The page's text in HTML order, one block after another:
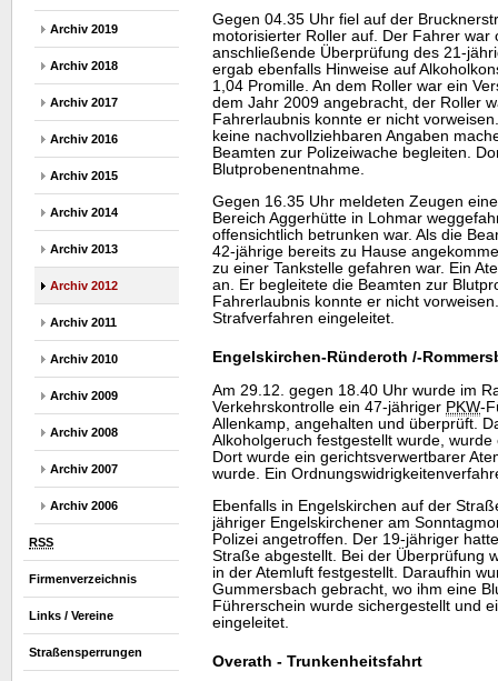
Archiv 2019
Archiv 2018
Archiv 2017
Archiv 2016
Archiv 2015
Archiv 2014
Archiv 2013
Archiv 2012
Archiv 2011
Archiv 2010
Archiv 2009
Archiv 2008
Archiv 2007
Archiv 2006
RSS
Firmenverzeichnis
Links / Vereine
Straßensperrungen
Gegen 04.35 Uhr fiel auf der
motorisierter Roller auf. Der Fahrer war
anschließende Überprüfung des 21-
ergab ebenfalls Hinweise auf
1,04 Promille. An dem Roller war ein
dem Jahr 2009 angebracht, der Roller
Fahrerlaubnis konnte er nicht
keine nachvollziehbaren Angaben
Beamten zur Polizeiwache begleiten.
Blutprobenentnahme.
Gegen 16.35 Uhr meldeten Zeugen
Bereich Aggerhütte in Lohmar
offensichtlich betrunken war. Als die
42-jährige bereits zu Hause
zu einer Tankstelle gefahren war. Ein
an. Er begleitete die Beamten zur
Fahrerlaubnis konnte er nicht
Strafverfahren eingeleitet.
Engelskirchen-Ründeroth /-
Am 29.12. gegen 18.40 Uhr wurde im
Verkehrskontrolle ein 47-jähriger PKW-
Allenkamp, angehalten und überprüft.
Alkoholgeruch festgestellt wurde,
Dort wurde ein gerichtsverwertbarer
wurde. Ein
Ebenfalls in Engelskirchen auf der
jähriger Engelskirchener am
Polizei angetroffen. Der 19-jähriger
Straße abgestellt. Bei der Überprüfung
in der Atemluft festgestellt. Daraufhin
Gummersbach gebracht, wo ihm eine
Führerschein wurde sichergestellt und
eingeleitet.
Overath - Trunkenheitsfahrt